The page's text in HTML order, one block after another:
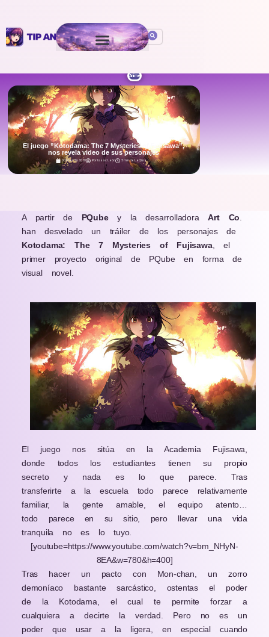
Anime
El juego ”Kotodama: The 7 Mysteries of Fujisawa”,
nos revela video de sus personajes
October 29, 2020 Por Isaac León 5 min de Lectura.
A partir de PQubey la desarrolladoraArt Co
han desvelado un tráiler de los personajes de
Kotodama: The 7 Mysteries of Fujisawa, el
primer proyecto original de PQube en forma de
visual novel.
El juego nos sitúa en la Academia Fujisawa,
donde todos los estudiantes tienen su propio
secreto y nada es lo que parece. Tras
transferirte a la escuela todo parece relativamente
familiar, la gente amable, el equipo atento…
todo parece en su sitio, pero llevar una vida
tranquila no es lo tuyo.
[youtube=https://www.youtube.com/watch?v=bm_NHyN-
8EA&w=780&h=400]
Tras hacer un pacto con Mon-chan, un zorro
demoníaco bastante sarcástico, ostentas el poder
de la Kotodama, el cual te permite forzar a
cualquiera a decirte la verdad. Pero no es un
poder que usar a la ligera, en especial cuando